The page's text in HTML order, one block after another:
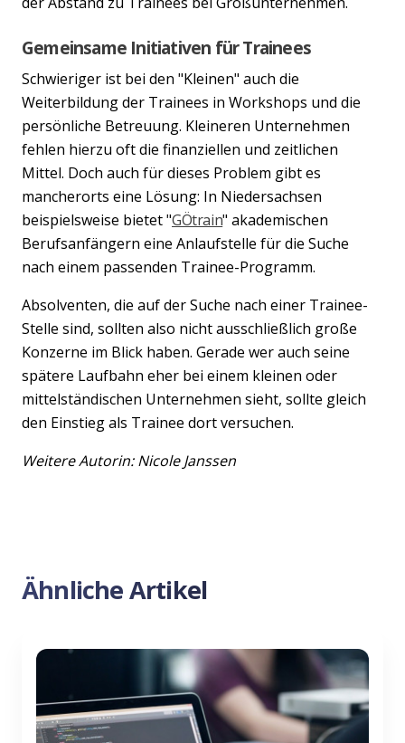
Gemeinsame Initiativen für Trainees
Schwieriger ist bei den "Kleinen" auch die
Weiterbildung der Trainees in Workshops und die
persönliche Betreuung. Kleineren Unternehmen
fehlen hierzu oft die finanziellen und zeitlichen
Mittel. Doch auch für dieses Problem gibt es
mancherorts eine Lösung: In Niedersachsen
beispielsweise bietet "GÖtrain" akademischen
Berufsanfängern eine Anlaufstelle für die Suche
nach einem passenden Trainee-Programm.
Absolventen, die auf der Suche nach einer Trainee-
Stelle sind, sollten also nicht ausschließlich große
Konzerne im Blick haben. Gerade wer auch seine
spätere Laufbahn eher bei einem kleinen oder
mittelständischen Unternehmen sieht, sollte gleich
den Einstieg als Trainee dort versuchen.
Weitere Autorin: Nicole Janssen
Ähnliche Artikel